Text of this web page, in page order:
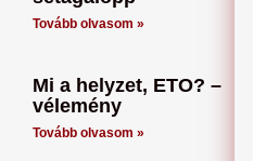
Tovább olvasom »
Mi a helyzet, ETO? –
vélemény
Tovább olvasom »